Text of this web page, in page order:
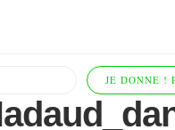
JE DONNE !